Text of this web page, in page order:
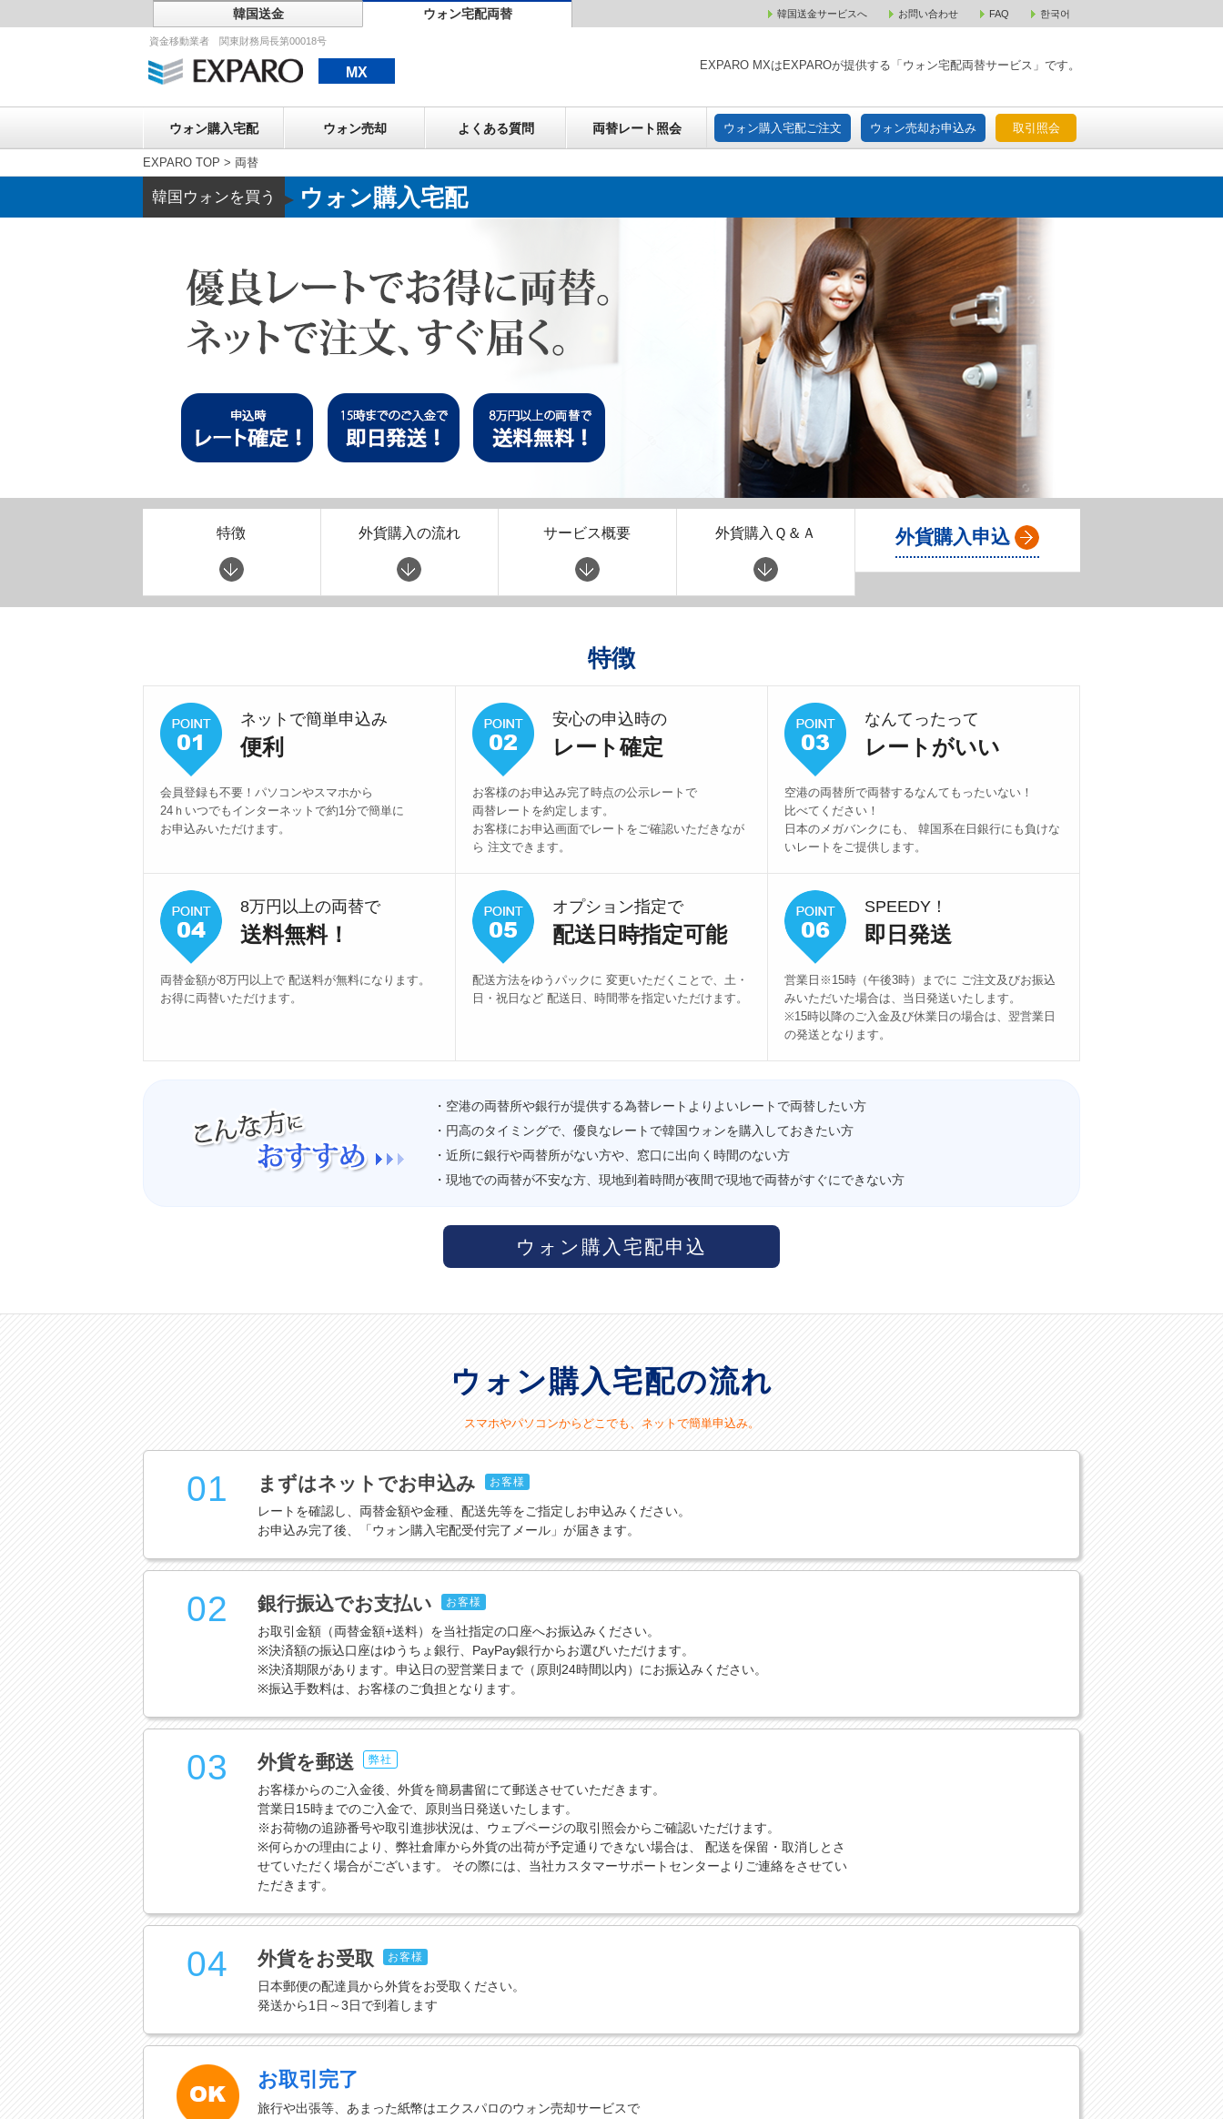
韓国送金 ウォン宅配両替 韓国送金サービスへ お問い合わせ FAQ 한국어
資金移動業者 関東財務局長第00018号
MX EXPARO MXはEXPAROが提供する「ウォン宅配両替サービス」です。
ウォン購入宅配 ウォン売却 よくある質問 両替レート照会 ウォン購入宅配ご注文 ウォン売却お申込み 取引照会
ウォン売却 ウォン購入宅配ご注文 ウォン売却お申込み 取引照会
EXPARO TOP > 両替
韓国ウォンを買う ▶ウォン購入宅配
特徴 外貨購入の流れ サービス概要 外貨購入Ｑ＆Ａ 外貨購入申込
特徴
ネットで簡単申込み
便利
会員登録も不要！パソコンやスマホから
24ｈいつでもインターネットで約1分で簡単に
お申込みいただけます。
安心の申込時の
レート確定
お客様のお申込み完了時点の公示レートで
両替レートを約定します。
お客様にお申込画面でレートをご確認いただきなが
ら 注文できます。
なんてったって
レートがいい
空港の両替所で両替するなんてもったいない！
比べてください！
日本のメガバンクにも、 韓国系在日銀行にも負けな
いレートをご提供します。
8万円以上の両替で
送料無料！
両替金額が8万円以上で 配送料が無料になります。
お得に両替いただけます。
オプション指定で
配送日時指定可能
配送方法をゆうパックに 変更いただくことで、土・
日・祝日など 配送日、時間帯を指定いただけます。
SPEEDY！
即日発送
営業日※15時（午後3時）までに ご注文及びお振込
みいただいた場合は、当日発送いたします。
※15時以降のご入金及び休業日の場合は、翌営業日
の発送となります。
・空港の両替所や銀行が提供する為替レートよりよいレートで両替したい方
・円高のタイミングで、優良なレートで韓国ウォンを購入しておきたい方
・近所に銀行や両替所がない方や、窓口に出向く時間のない方
・現地での両替が不安な方、現地到着時間が夜間で現地で両替がすぐにできない方
ウォン購入宅配申込
ウォン購入宅配の流れ
スマホやパソコンからどこでも、ネットで簡単申込み。
01 まずはネットでお申込み お客様
レートを確認し、両替金額や金種、配送先等をご指定しお申込みください。
お申込み完了後、「ウォン購入宅配受付完了メール」が届きます。
02 銀行振込でお支払い お客様
お取引金額（両替金額+送料）を当社指定の口座へお振込みください。
※決済額の振込口座はゆうちょ銀行、PayPay銀行からお選びいただけます。
※決済期限があります。申込日の翌営業日まで（原則24時間以内）にお振込みください。
※振込手数料は、お客様のご負担となります。
03 外貨を郵送 弊社
お客様からのご入金後、外貨を簡易書留にて郵送させていただきます。
営業日15時までのご入金で、原則当日発送いたします。
※お荷物の追跡番号や取引進捗状況は、ウェブページの取引照会からご確認いただけます。
※何らかの理由により、弊社倉庫から外貨の出荷が予定通りできない場合は、 配送を保留・取消しとさ
せていただく場合がございます。 その際には、当社カスタマーサポートセンターよりご連絡をさせてい
ただきます。
04 外貨をお受取 お客様
日本郵便の配達員から外貨をお受取ください。
発送から1日～3日で到着します
お取引完了
旅行や出張等、あまった紙幣はエクスパロのウォン売却サービスで